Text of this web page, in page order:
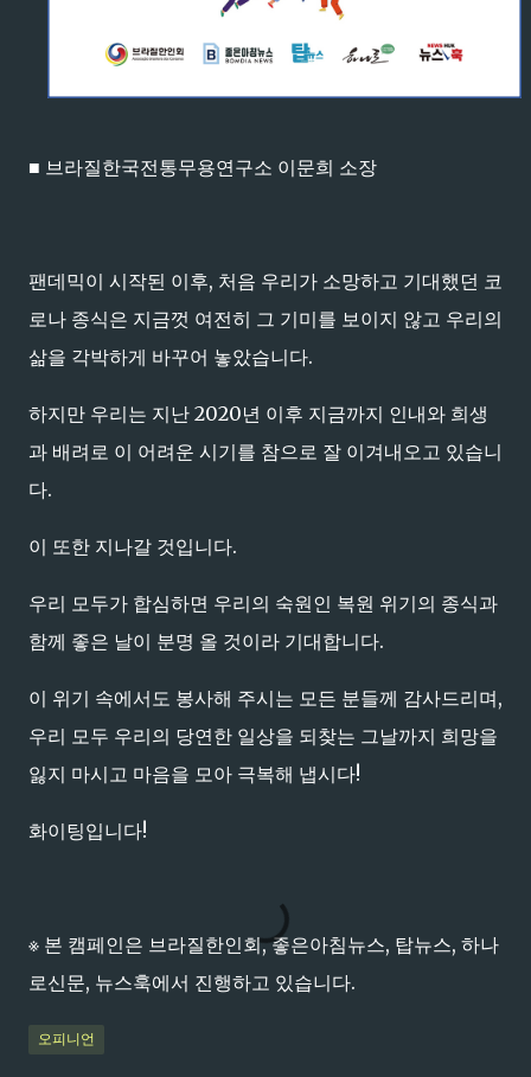
■ 브라질한국전통무용연구소 이문희 소장
팬데믹이 시작된 이후, 처음 우리가 소망하고 기대했던 코
로나 종식은 지금껏 여전히 그 기미를 보이지 않고 우리의
삶을 각박하게 바꾸어 놓았습니다.
하지만 우리는 지난 2020년 이후 지금까지 인내와 희생
과 배려로 이 어려운 시기를 참으로 잘 이겨내오고 있습니
다.
이 또한 지나갈 것입니다.
우리 모두가 합심하면 우리의 숙원인 복원 위기의 종식과
함께 좋은 날이 분명 올 것이라 기대합니다.
이 위기 속에서도 봉사해 주시는 모든 분들께 감사드리며,
우리 모두 우리의 당연한 일상을 되찾는 그날까지 희망을
잃지 마시고 마음을 모아 극복해 냅시다!
화이팅입니다!
※ 본 캠페인은 브라질한인회, 좋은아침뉴스, 탑뉴스, 하나
로신문, 뉴스훅에서 진행하고 있습니다.
오피니언